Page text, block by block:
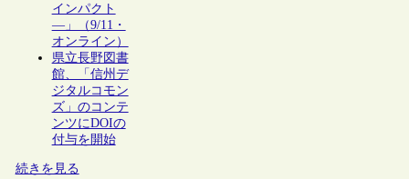
インパクト
―」（9/11・
オンライン）
県立長野図書
館、「信州デ
ジタルコモン
ズ」のコンテ
ンツにDOIの
付与を開始
続きを見る